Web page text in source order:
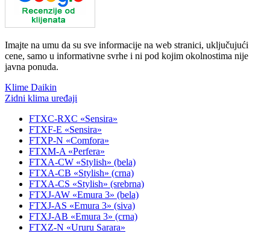
Imajte na umu da su sve informacije na web stranici, uključujući
cene, samo u informativne svrhe i ni pod kojim okolnostima nije
javna ponuda.
Klime Daikin
Zidni klima uređaji
FTXC-RXC «Sensira»
FTXF-E «Sensira»
FTXP-N «Comfora»
FTXM-A «Perfera»
FTXA-CW «Stylish» (bela)
FTXA-CB «Stylish» (crna)
FTXA-CS «Stylish» (srebrna)
FTXJ-AW «Emura 3» (bela)
FTXJ-AS «Emura 3» (siva)
FTXJ-AB «Emura 3» (crna)
FTXZ-N «Ururu Sarara»